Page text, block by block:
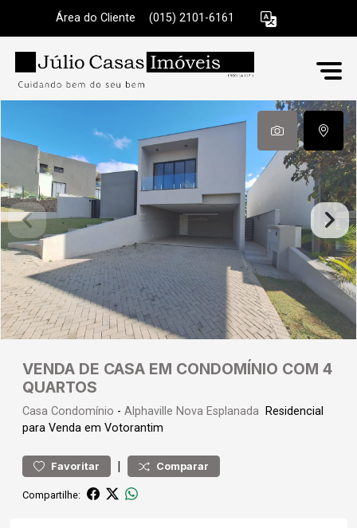
Área do Cliente (015) 2101-6161
VENDA DE CASA EM CONDOMÍNIO COM 4
QUARTOS
Casa Condomínio - Alphaville Nova Esplanada Residencial
para Venda em Votorantim
Favoritar | Comparar
Compartilhe: